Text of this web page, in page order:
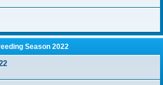
Season 2022